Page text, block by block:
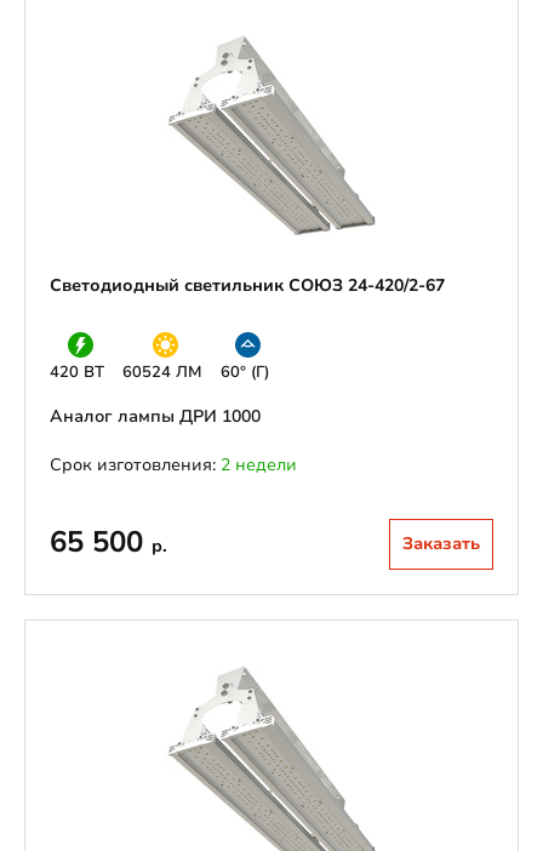
Светодиодный светильник СОЮЗ 24-420/2-67
420 ВТ 60524 ЛМ 60° (Г)
Аналог лампы ДРИ 1000
Срок изготовления: 2 недели
65 500 р. Заказать